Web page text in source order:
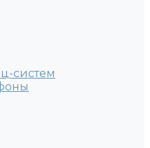
систем